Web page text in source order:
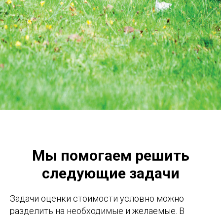
Мы помогаем решить
следующие задачи
Задачи оценки стоимости условно можно
разделить на необходимые и желаемые. В